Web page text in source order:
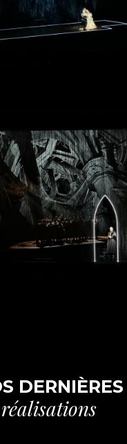
DERNIÈRES
réalisations